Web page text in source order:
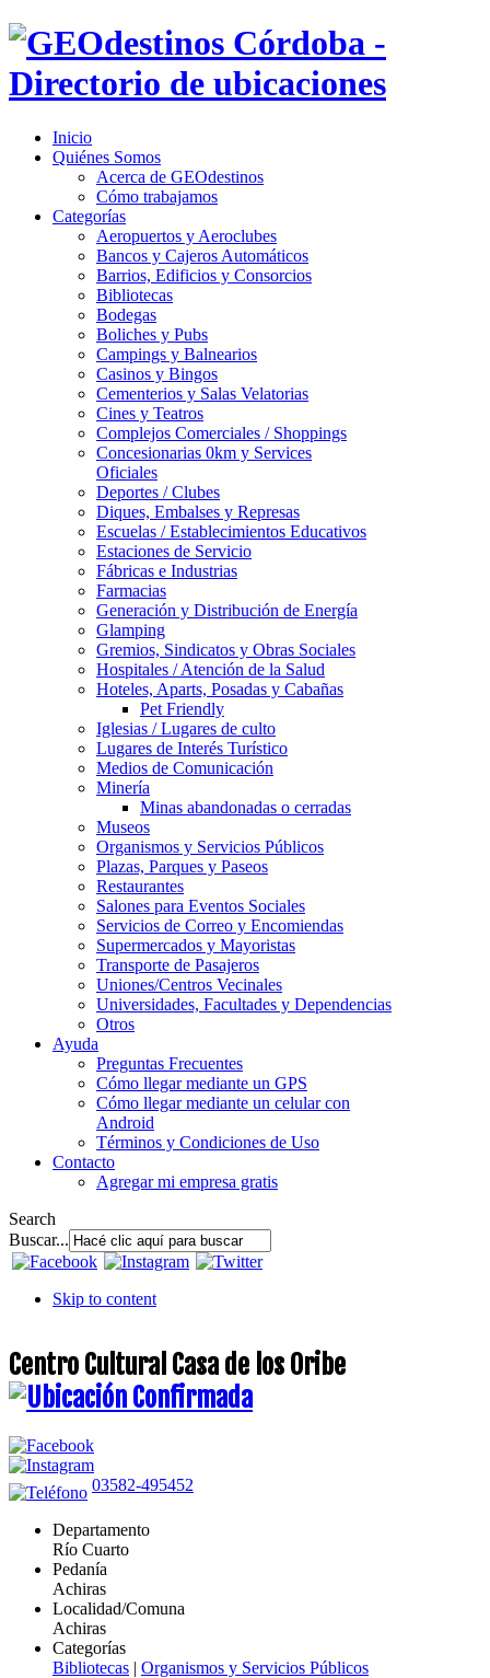
Inicio
Quiénes Somos
Acerca de GEOdestinos
Cómo trabajamos
Categorías
Aeropuertos y Aeroclubes
Bancos y Cajeros Automáticos
Barrios, Edificios y Consorcios
Bibliotecas
Bodegas
Boliches y Pubs
Campings y Balnearios
Casinos y Bingos
Cementerios y Salas Velatorias
Cines y Teatros
Complejos Comerciales / Shoppings
Concesionarias 0km y Services
Oficiales
Deportes / Clubes
Diques, Embalses y Represas
Escuelas / Establecimientos Educativos
Estaciones de Servicio
Fábricas e Industrias
Farmacias
Generación y Distribución de Energía
Glamping
Gremios, Sindicatos y Obras Sociales
Hospitales / Atención de la Salud
Hoteles, Aparts, Posadas y Cabañas
Pet Friendly
Iglesias / Lugares de culto
Lugares de Interés Turístico
Medios de Comunicación
Minería
Minas abandonadas o cerradas
Museos
Organismos y Servicios Públicos
Plazas, Parques y Paseos
Restaurantes
Salones para Eventos Sociales
Servicios de Correo y Encomiendas
Supermercados y Mayoristas
Transporte de Pasajeros
Uniones/Centros Vecinales
Universidades, Facultades y Dependencias
Otros
Ayuda
Preguntas Frecuentes
Cómo llegar mediante un GPS
Cómo llegar mediante un celular con
Android
Términos y Condiciones de Uso
Contacto
Agregar mi empresa gratis
Search
Buscar...
Skip to content
Centro Cultural Casa de los Oribe
03582-495452
Departamento
Río Cuarto
Pedanía
Achiras
Localidad/Comuna
Achiras
Categorías
Bibliotecas | Organismos y Servicios Públicos